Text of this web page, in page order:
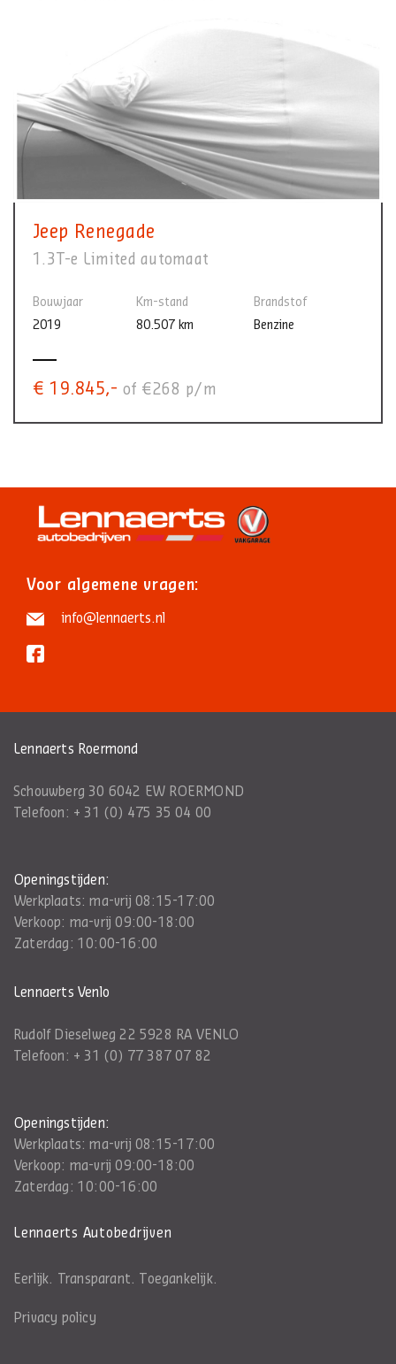
Jeep Renegade
1.3T-e Limited automaat
Bouwjaar
2019
Km-stand
80.507 km
Brandstof
Benzine
€ 19.845,- of €268 p/m
Voor algemene vragen:
info@lennaerts.nl
Lennaerts Roermond
Schouwberg 30 6042 EW ROERMOND
Telefoon: + 31 (0) 475 35 04 00
Openingstijden:
Werkplaats: ma-vrij 08:15-17:00
Verkoop: ma-vrij 09:00-18:00
Zaterdag: 10:00-16:00
Lennaerts Venlo
Rudolf Dieselweg 22 5928 RA VENLO
Telefoon: + 31 (0) 77 387 07 82
Openingstijden:
Werkplaats: ma-vrij 08:15-17:00
Verkoop: ma-vrij 09:00-18:00
Zaterdag: 10:00-16:00
Lennaerts Autobedrijven
Eerlijk. Transparant. Toegankelijk.
Privacy policy